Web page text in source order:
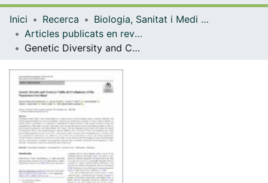
Navega per tot el DD
Com publicar
Inici Recerca
Biologia, Sanitat i Medi Ambient
Articles publicats en revistes (Biologia, Sanitat i Medi Ambient)
Genetic Diversity and Chemical Profile of Rhodophiala bifida Populations from Brazil